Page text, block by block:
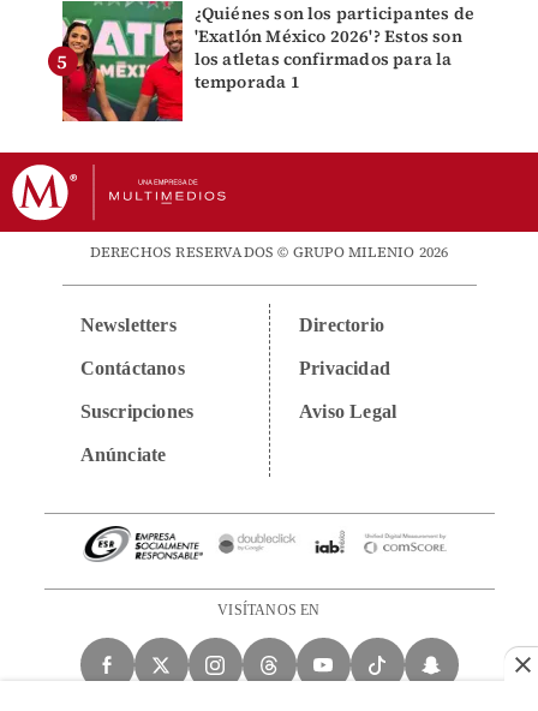
¿Quiénes son los participantes de
'Exatlón México 2026'? Estos son
los atletas confirmados para la
temporada 1
DERECHOS RESERVADOS © GRUPO MILENIO 2026
Newsletters
Contáctanos
Suscripciones
Anúnciate
Directorio
Privacidad
Aviso Legal
VISÍTANOS EN